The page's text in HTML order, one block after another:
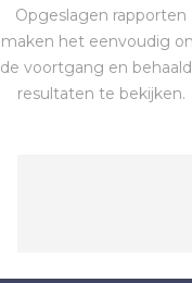
Opgeslagen rapporten
maken het eenvoudig
de voortgang en
resultaten te bekijken.